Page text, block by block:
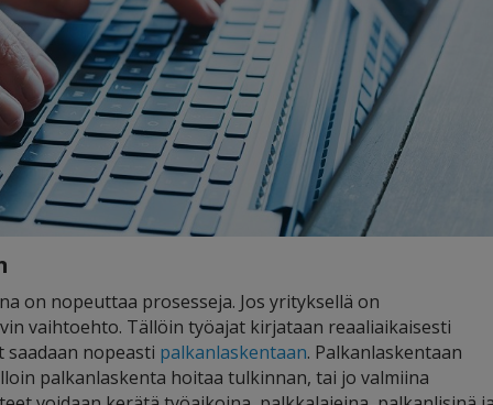
on nopeuttaa prosesseja. Jos yrityksellä on
vaihtoehto. Tällöin työajat kirjataan reaaliaikaisesti
nopeasti palkanlaskentaan. Palkanlaskentaan
palkanlaskenta hoitaa tulkinnan, tai jo valmiina